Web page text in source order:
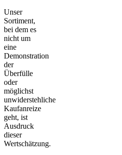
Unser
Sortiment,
bei dem es
nicht um
eine
Demonstration
der
Überfülle
oder
möglichst
unwiderstehliche
Kaufanreize
geht, ist
Ausdruck
dieser
Wertschätzung.